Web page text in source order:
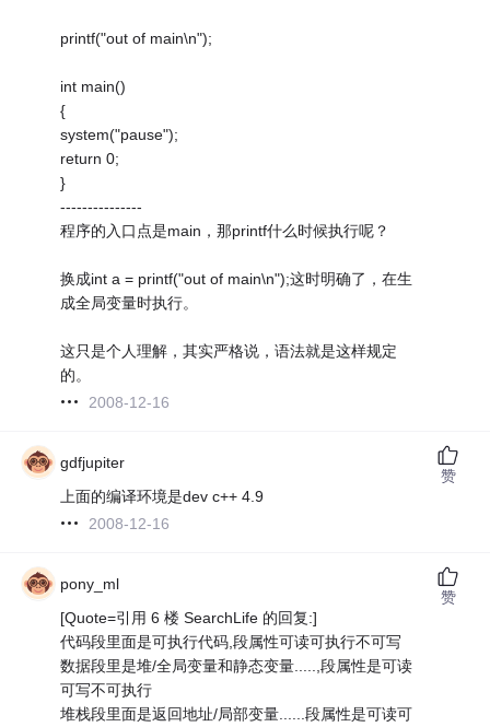
printf("out of main\n");
int main()
{
system("pause");
return 0;
}
---------------
程序的入口点是main，那printf什么时候执行呢？
换成int a = printf("out of main\n");这时明确了，在生
成全局变量时执行。
这只是个人理解，其实严格说，语法就是这样规定
的。
2008-12-16
gdfjupiter
上面的编译环境是dev c++ 4.9
2008-12-16
赞
pony_ml
[Quote=引用 6 楼 SearchLife 的回复:]
代码段里面是可执行代码,段属性可读可执行不可写
数据段里是堆/全局变量和静态变量.....,段属性是可读
可写不可执行
堆栈段里面是返回地址/局部变量......段属性是可读可
赞